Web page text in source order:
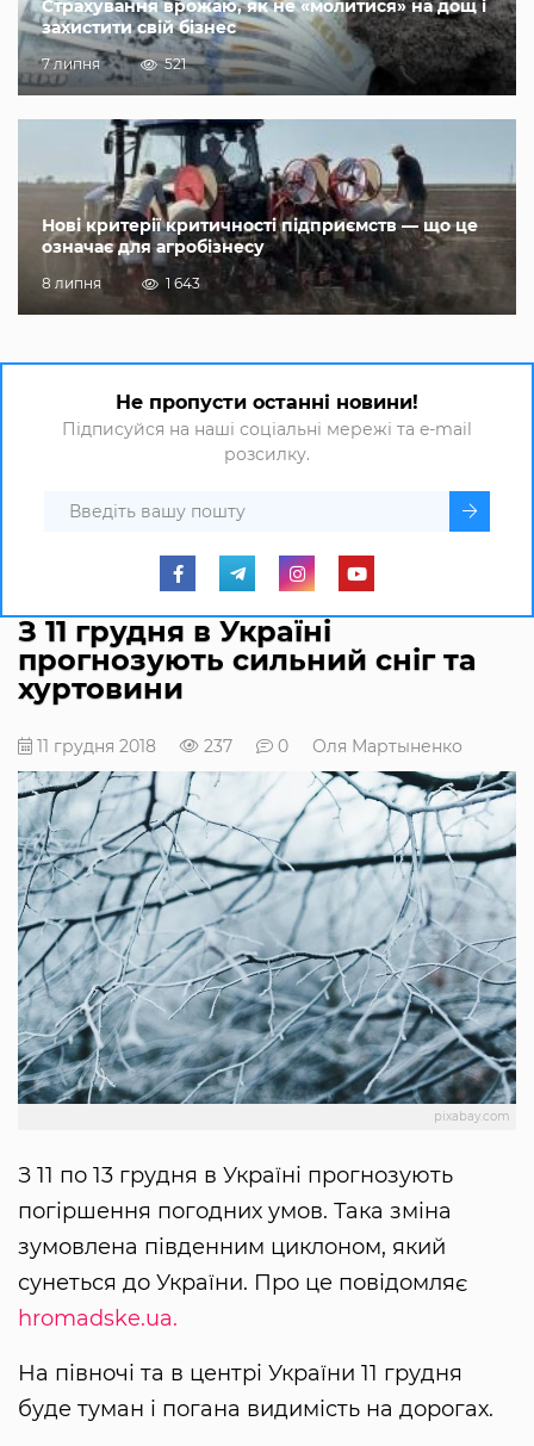
Страхування врожаю, як не «молитися» на дощ і
захистити свій бізнес
7 липня 521
Нові критерії критичності підприємств — що це
означає для агробізнесу
8 липня 1 643
Не пропусти останні новини!
Підписуйся на наші соціальні мережі та e-mail
розсилку.
З 11 грудня в Україні
прогнозують сильний сніг та
хуртовини
11 грудня 2018 237 0 Оля Мартыненко
pixabay.com
З 11 по 13 грудня в Україні прогнозують
погіршення погодних умов. Така зміна
зумовлена південним циклоном, який
сунеться до України. Про це повідомляє
hromadske.ua.
На півночі та в центрі України 11 грудня
буде туман і погана видимість на дорогах.